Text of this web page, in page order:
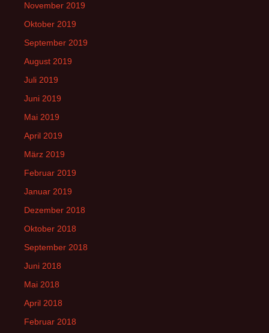
November 2019
Oktober 2019
September 2019
August 2019
Juli 2019
Juni 2019
Mai 2019
April 2019
März 2019
Februar 2019
Januar 2019
Dezember 2018
Oktober 2018
September 2018
Juni 2018
Mai 2018
April 2018
Februar 2018